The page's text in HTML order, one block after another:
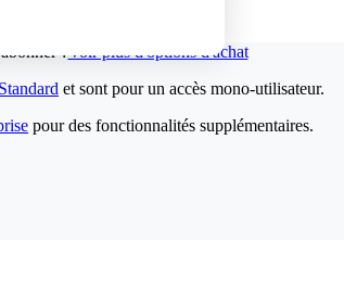
?Voir plus d'options d'achat
et sont pour un accès mono-utilisateur.
pour des fonctionnalités supplémentaires.